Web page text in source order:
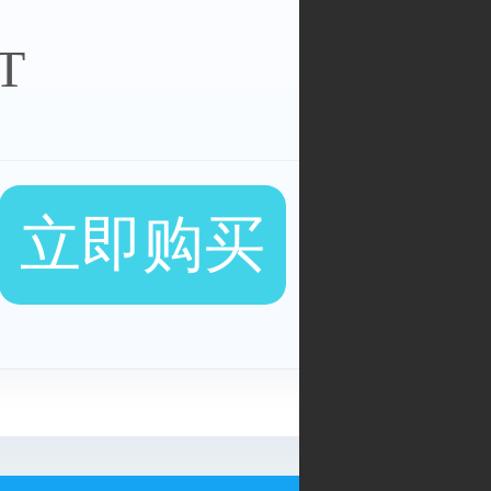
立即购买